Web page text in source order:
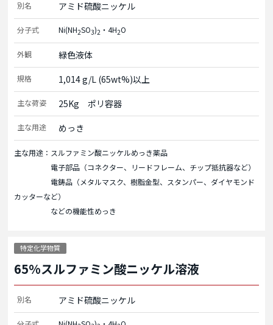
別名 アミド硫酸ニッケル
分子式 Ni(NH2SO3)2 ・4H2O
外観 緑色液体
規格 1,014 g/L (65wt%)以上
主な荷姿 25Kg　ポリ容器
主な用途 めっき
主な用途：スルファミン酸ニッケルめっき薬品
電子部品（コネクター、リードフレーム、チップ抵抗器など）
電鋳品（メタルマスク、樹脂金型、スタンパー、ダイヤモンド
カッターなど）
などの機能性めっき
特定化学物質
65%スルファミン酸ニッケル溶液
別名 アミド硫酸ニッケル